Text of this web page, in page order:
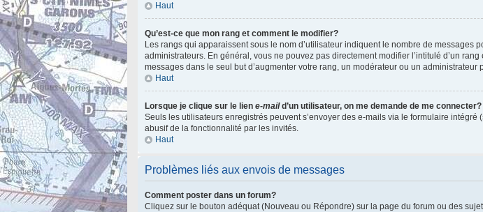
Haut
Qu’est-ce que mon rang et comment le modifier?
Les rangs qui apparaissent sous le nom d’utilisateur indiquent le nombre de messages
administrateurs. En général, vous ne pouvez pas directement modifier l’intitulé d’un
messages dans le seul but d’augmenter votre rang, un modérateur ou un
Haut
Lorsque je clique sur le lien e-maild’un utilisateur, on me demande de me connecter?
Seuls les utilisateurs enregistrés peuvent s’envoyer des e-mails via le formulaire
abusif de la fonctionnalité par les invités.
Haut
Problèmes liés aux envois de messages
Comment poster dans un forum?
Cliquez sur le bouton adéquat (Nouveau ou Répondre) sur la page du forum ou des